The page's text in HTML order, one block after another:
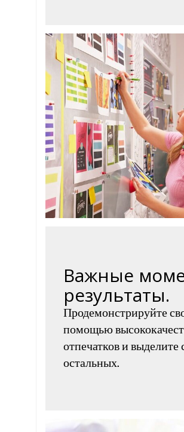
Важные
результаты.
Продемонстрируйте
помощью
отпечатков и
остальных.